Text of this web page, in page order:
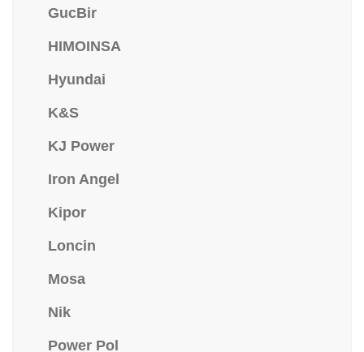
GucBir
HIMOINSA
Hyundai
K&S
KJ Power
Iron Angel
Kipor
Loncin
Mosa
Nik
Power Pol